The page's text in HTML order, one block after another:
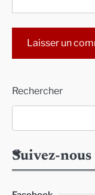
Rechercher
Suivez-nous